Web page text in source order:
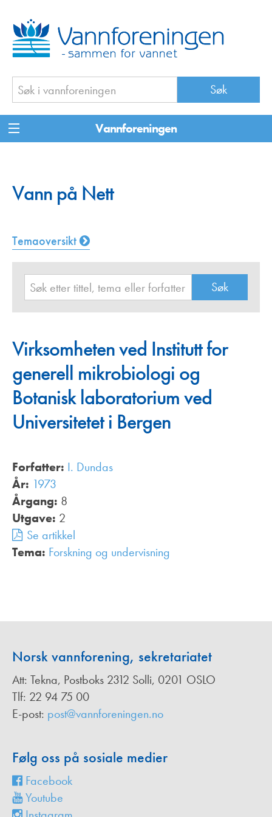
Vannforeningen
Vann på Nett
Temaoversikt
Virksomheten ved Institutt for
generell mikrobiologi og
Botanisk laboratorium ved
Universitetet i Bergen
Forfatter: I. Dundas
År: 1973
Årgang: 8
Utgave: 2
Se artikkel
Tema: Forskning og undervisning
Norsk vannforening, sekretariatet
Att: Tekna, Postboks 2312 Solli, 0201 OSLO
Tlf: 22 94 75 00
E-post: post@vannforeningen.no
Følg oss på sosiale medier
Facebook
Youtube